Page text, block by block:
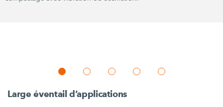
Large éventail d’applications